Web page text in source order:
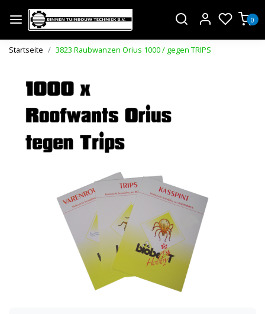
0
Startseite 3823 Raubwanzen Orius 1000 / gegen TRIPS